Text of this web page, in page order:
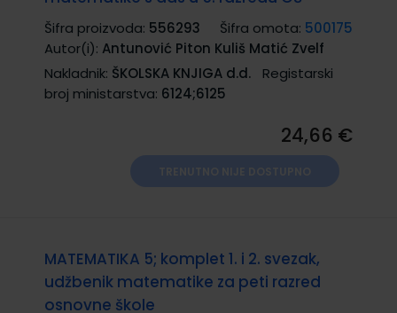
Šifra proizvoda: 556293 Šifra omota: 500175
Autor(i): Antunović Piton Kuliš Matić Zvelf
Nakladnik: ŠKOLSKA KNJIGA d.d.
Registarski
broj ministarstva: 6124;6125
24,66 €
MATEMATIKA 5; komplet 1. i 2. svezak,
udžbenik matematike za peti razred
osnovne škole